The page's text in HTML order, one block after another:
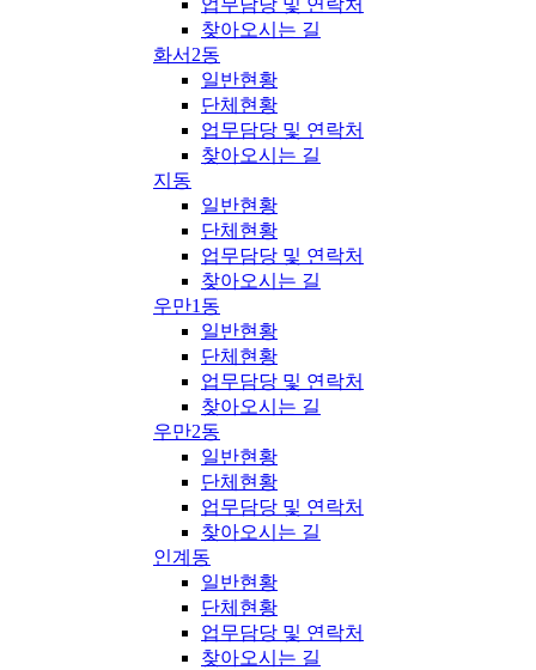
찾아오시는 길
화서2동
일반현황
단체현황
업무담당 및 연락처
찾아오시는 길
지동
일반현황
단체현황
업무담당 및 연락처
찾아오시는 길
우만1동
일반현황
단체현황
업무담당 및 연락처
찾아오시는 길
우만2동
일반현황
단체현황
업무담당 및 연락처
찾아오시는 길
인계동
일반현황
단체현황
업무담당 및 연락처
찾아오시는 길